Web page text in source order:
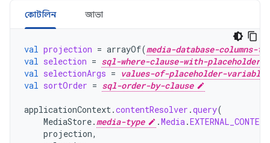
কোটলিন জাভা
val projection = arrayOf(media-database-columns-
val selection = sql-where-clause-with-placeholder-
val selectionArgs = values-of-placeholder-variables
val sortOrder = sql-order-by-clause
applicationContext.contentResolver .query(
MediaStore.media-type .Media.
projection,